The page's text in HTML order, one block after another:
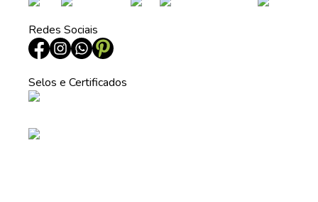
Redes Sociais
Selos e Certificados